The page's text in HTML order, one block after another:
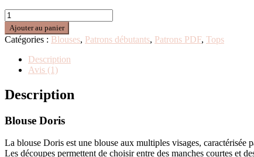
Ajouter au panier
Catégories : Blouses, Patrons débutants, Patrons PDF, Tops
Description
Avis (1)
Description
Blouse Doris
La blouse Doris est une blouse aux multiples visages, caractérisée
Les découpes permettent de choisir entre des manches courtes et